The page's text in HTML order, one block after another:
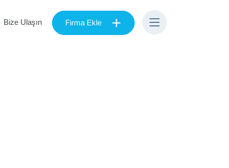
Bize Ulaşın Firma Ekle +